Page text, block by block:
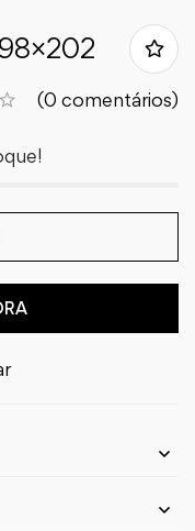
(0 comentários)